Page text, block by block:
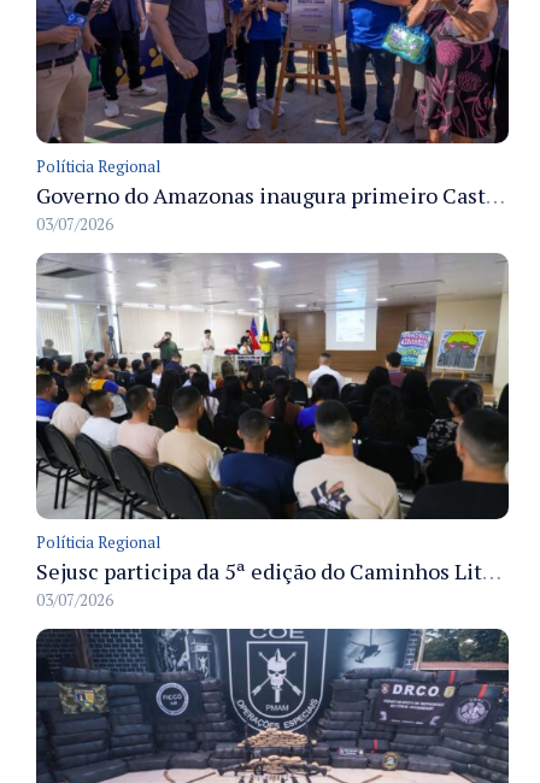
Políticia Regional
Governo do Amazonas inaugura primeiro Castramóvel Fluvial para atendimento veterinário às comunidades ribeirinhas e castração gratuita
03/07/2026
Políticia Regional
Sejusc participa da 5ª edição do Caminhos Literários com foco na cultura hip-hop nas unidades socioeducativas
03/07/2026